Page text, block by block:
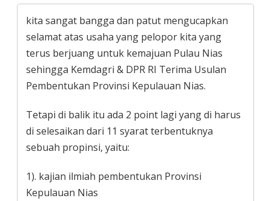
kita sangat bangga dan patut mengucapkan
selamat atas usaha yang pelopor kita yang
terus berjuang untuk kemajuan Pulau Nias
sehingga Kemdagri & DPR RI Terima Usulan
Pembentukan Provinsi Kepulauan Nias.
Tetapi di balik itu ada 2 point lagi yang di harus
di selesaikan dari 11 syarat terbentuknya
sebuah propinsi, yaitu:
1). kajian ilmiah pembentukan Provinsi
Kepulauan Nias